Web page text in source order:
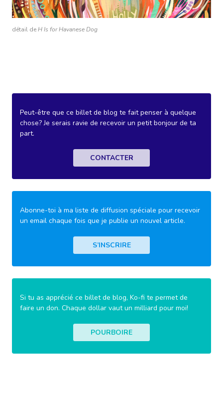
détail deH Is for Havanese Dog
Peut-être que ce billet de blog te fait penser à quelque
chose? Je serais ravie de recevoir un petit bonjour de ta
part.
CONTACTER
Abonne-toi à ma liste de diffusion spéciale pour recevoir
un email chaque fois que je publie un nouvel article.
S’INSCRIRE
Si tu as apprécié ce billet de blog, Ko-fi te permet de
faire un don. Chaque dollar vaut un milliard pour moi!
POURBOIRE